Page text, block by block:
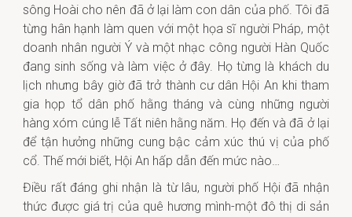
sông Hoài cho nên đã ở lại làm con dân của phố. Tôi đã
từng hân hạnh làm quen với một họa sĩ người Pháp, một
doanh nhân người Ý và một nhạc công người Hàn Quốc
đang sinh sống và làm việc ở đây. Họ từng là khách du
lịch nhưng bây giờ đã trở thành cư dân Hội An khi tham
gia họp tổ dân phố hằng tháng và cùng những người
hàng xóm cúng lễ Tất niên hằng năm. Họ đến và đã ở lại
để tận hưởng những cung bậc cảm xúc thú vị của phố
cổ. Thế mới biết, Hội An hấp dẫn đến mức nào…
Điều rất đáng ghi nhận là từ lâu, người phố Hội đã nhận
thức được giá trị của quê hương mình-một đô thị di sản